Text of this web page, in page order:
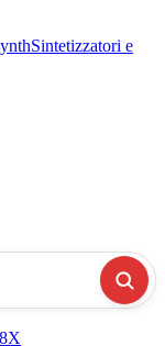
Sintetizzatori e